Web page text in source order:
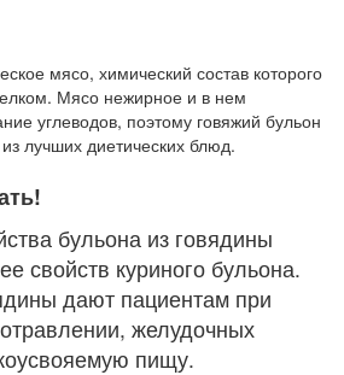
мясо, химический состав которого
Мясо нежирное и в нем
углеводов, поэтому говяжий бульон
лучших диетических блюд.
бульона из говядины
свойств куриного бульона.
дают пациентам при
желудочных
пищу.